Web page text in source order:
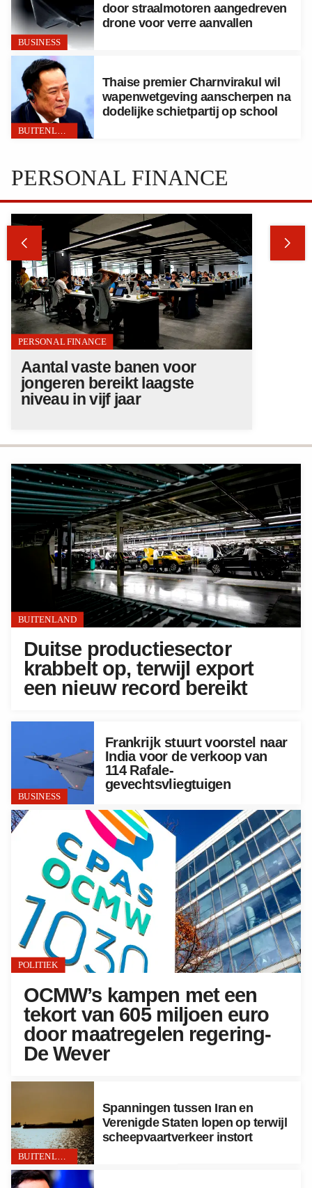
BUSINESS
door straalmotoren aangedreven
drone voor verre aanvallen
BUITENLAND
Thaise premier Charnvirakul wil
wapenwetgeving aanscherpen na
dodelijke schietpartij op school
BUITENLAND
Duitse productiesector
krabbelt op, terwijl export
een nieuw record bereikt
BUSINESS
Frankrijk stuurt voorstel naar
India voor de verkoop van
114 Rafale-
gevechtsvliegtuigen
POLITIEK
OCMW’s kampen met een
tekort van 605 miljoen euro
door maatregelen regering-
De Wever
BUITENLAND
Spanningen tussen Iran en
Verenigde Staten lopen op terwijl
scheepvaartverkeer instort
PERSONAL FINANCE
 
PERSONAL FINANCE
Aantal vaste banen voor
jongeren bereikt laagste
niveau in vijf jaar